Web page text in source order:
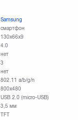
Samsung
смартфон
130x66x9
4.0
нет
3
нет
802.11 a/b/g/n
800х480
USB 2.0 (micro-USB)
3,5 мм
TFT